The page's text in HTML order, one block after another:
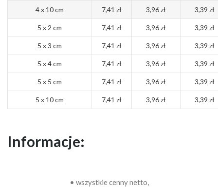
4 x 10 cm 7,41 zł 3,96 zł 3,39 zł
5 x 2 cm 7,41 zł 3,96 zł 3,39 zł
5 x 3 cm 7,41 zł 3,96 zł 3,39 zł
5 x 4 cm 7,41 zł 3,96 zł 3,39 zł
5 x 5 cm 7,41 zł 3,96 zł 3,39 zł
5 x 10 cm 7,41 zł 3,96 zł 3,39 zł
Informacje:
• wszystkie cenny netto,